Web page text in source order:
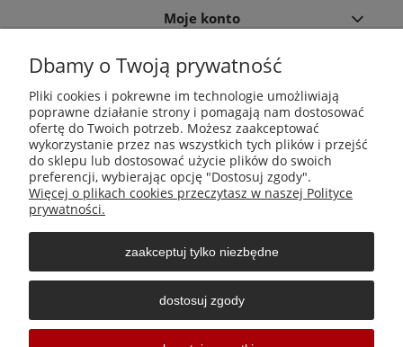
Moje konto
Płatności i dostawa
Informacje
O nas
Środki do zwalczania szkodników Aga Pułapki | Wacława
Iwaszkiewicza 23, 32-406 Zakliczyn | AGA-PLAST MET 2 Paweł
Sałach | NIP: 6811796065 | REGON: 363212838
Sklepy internetowe Shoper Częstochowa
Dbamy o Twoją prywatność
Pliki cookies i pokrewne im technologie umożliwiają
poprawne działanie strony i pomagają nam dostosować
ofertę do Twoich potrzeb. Możesz zaakceptować
wykorzystanie przez nas wszystkich tych plików i przejść
do sklepu lub dostosować użycie plików do swoich
preferencji, wybierając opcję "Dostosuj zgody".
Więcej o plikach cookies przeczytasz w naszej Polityce
prywatności.
zaakceptuj tylko niezbędne
dostosuj zgody